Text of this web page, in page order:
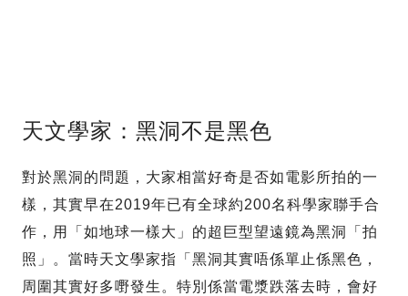
天文學家：黑洞不是黑色
對於黑洞的問題，大家相當好奇是否如電影所拍的一
樣，其實早在2019年已有全球約200名科學家聯手合
作，用「如地球一樣大」的超巨型望遠鏡為黑洞「拍
照」。當時天文學家指「黑洞其實唔係單止係黑色，
周圍其實好多嘢發生。特別係當電漿跌落去時，會好